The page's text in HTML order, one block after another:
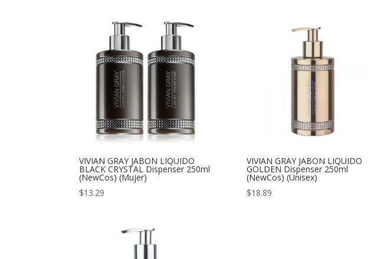
VIVIAN GRAY JABON LIQUIDO
BLACK CRYSTAL Dispenser 250ml
(NewCos) (Mujer)
$13.29
VIVIAN GRAY JABON LIQUIDO
GOLDEN Dispenser 250ml
(NewCos) (Unisex)
$18.89